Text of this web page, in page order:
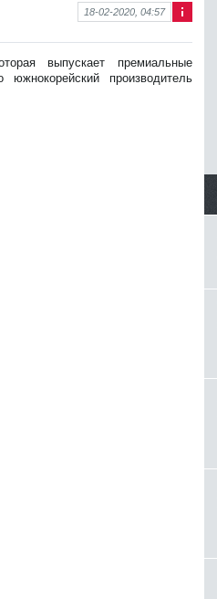
фо
аци
я к
18-02-2020, 04:57
выпускает премиальные
производитель